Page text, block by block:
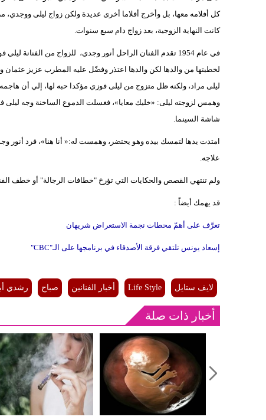
كل أفلامه معها، بل وأخرج أفلاما أخرى عديدة ولكن زواج ليلى ووجدي،
كانت النهاية الزوجية، بعد زواج دام سبع سنوات.
في عام 1954 تقدم الفنان الراحل أنور وجدي، للزواج من
لخطبتها من والدها لكن والدها اعتذر وفضّل عليه المطرب عزيز عثمان
ليلى مراد، ولكنه ظل متزوج من ليلى فوزي مؤكدا حبه لها، إلي أن
وهمس لزوجته ليلى: «خليك معايا»، فغسلت الدموع الساخنة وجه
شاشة السينما.
امتدت يدها لتمسك بيده وهو يحتضر، وهمست له:« أنا هنا»، فرد
علاجه.
ولم تنتهي القصص والحكايات التي تؤرخ "خطافات الرجالة" أو خطف
قد يهمك أيضاً :
تعرَّف على أهمّ محطات نجمة الاستعراض شريهان
إسعاد يونس تلتقي فرقة الأصدقاء في برنامجها على الـ"CBC"
لايف ستايل Life Style أخبار الفنانين صباح رشدي
أخبار ذات صلة